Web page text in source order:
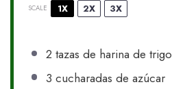
SCALE 1X 2X 3X
2 tazas de harina de trigo
3 cucharadas de azúcar